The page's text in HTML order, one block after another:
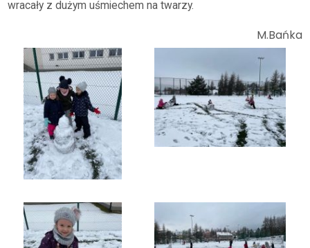
wracały z dużym uśmiechem na twarzy.
M.Bańka